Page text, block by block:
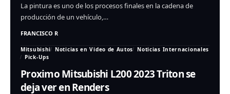
La pintura es uno de los procesos finales en la cadena de
producción de un vehículo,…
FRANCISCO R
Mitsubishi Noticias en Video de Autos
Noticias Internacionales
Pick-Ups
Proximo Mitsubishi L200 2023 Triton se
deja ver en Renders